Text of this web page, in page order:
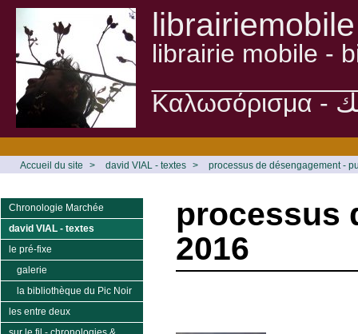
librairiemobile
librairie mobile -
Accueil du site > david VIAL - textes > processus de désengagement -
processus
2016
Chronologie Marchée
david VIAL - textes
le pré-fixe
galerie
la bibliothèque du Pic Noir
les entre deux